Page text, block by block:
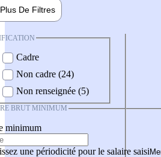
Plus De Filtres
Cadre
Non cadre (24)
Non renseignée (5)
BRUT MINIMUM
minimum
une périodicité pour le salaire saisi